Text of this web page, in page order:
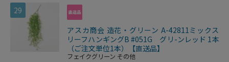
29
アスカ商会 造花・グリーン A-42811ミックス
リーフハンギングB #051G グリ-ンレッド 1本
（ご注文単位1本）【直送品】
フェイクグリーン その他